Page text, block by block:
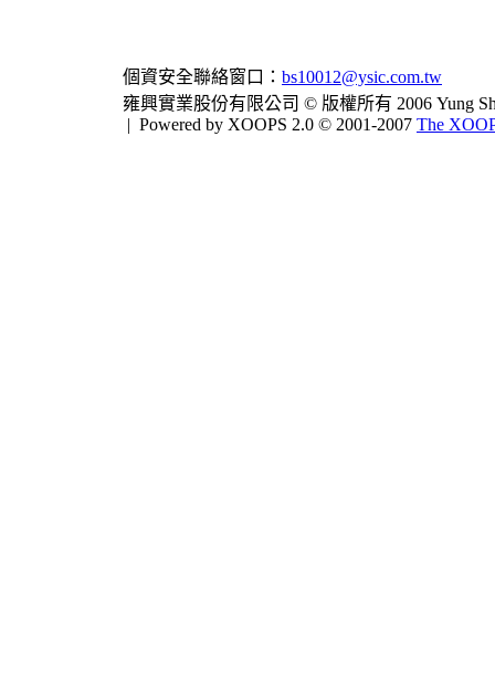
個資安全聯絡窗口： bs10012@ysic.com.tw
雍興實業股份有限公司 © 版權所有 2006 Yung
| Powered by XOOPS 2.0 © 2001-2007 The